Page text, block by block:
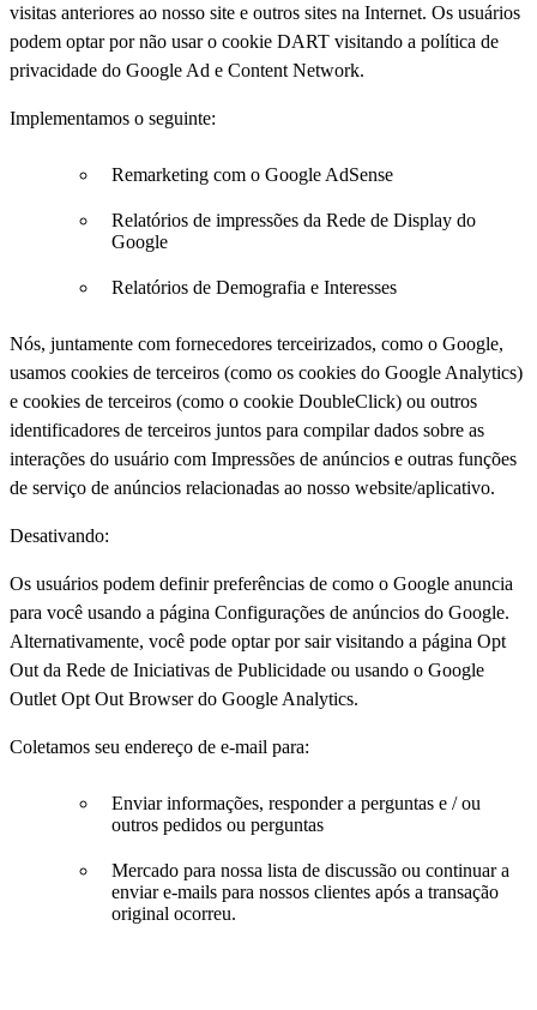
visitas anteriores ao nosso site e outros sites na Internet. Os usuários
podem optar por não usar o cookie DART visitando a política de
privacidade do Google Ad e Content Network.
Implementamos o seguinte:
Remarketing com o Google AdSense
Relatórios de impressões da Rede de Display do
Google
Relatórios de Demografia e Interesses
Nós, juntamente com fornecedores terceirizados, como o Google,
usamos cookies de terceiros (como os cookies do Google Analytics)
e cookies de terceiros (como o cookie DoubleClick) ou outros
identificadores de terceiros juntos para compilar dados sobre as
interações do usuário com Impressões de anúncios e outras funções
de serviço de anúncios relacionadas ao nosso website/aplicativo.
Desativando:
Os usuários podem definir preferências de como o Google anuncia
para você usando a página Configurações de anúncios do Google.
Alternativamente, você pode optar por sair visitando a página Opt
Out da Rede de Iniciativas de Publicidade ou usando o Google
Outlet Opt Out Browser do Google Analytics.
Coletamos seu endereço de e-mail para:
Enviar informações, responder a perguntas e / ou
outros pedidos ou perguntas
Mercado para nossa lista de discussão ou continuar a
enviar e-mails para nossos clientes após a transação
original ocorreu.